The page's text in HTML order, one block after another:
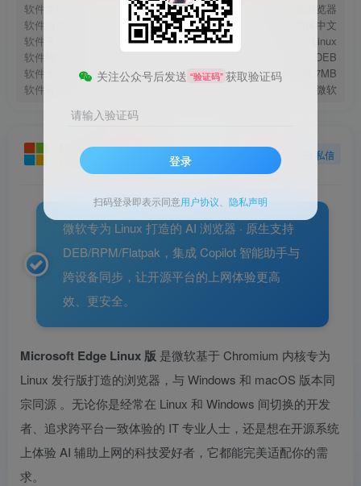
软件类型
网页浏览器
软件语言
简体中文
软件平台
Linux
软件格式
DEB
软件大小
178.7MB
软件开发
微软
Microsoft
6年前发布
关注 私信
微软专为 Linux 打造的 AI 浏览器 · 原生支持
DEB/RPM/Flatpak，集成 Copilot 智能助手与
跨设备同步，让开源平台的上网体验更高
效、更安全。
Microsoft Edge Linux 版 是微软基于 Chromium 内核专为
Linux 发行版打造的浏览器，与 Windows 和 macOS 版本同
宗同源 。无论你是经常在 Linux 和 Windows 间切换的开发
者、追求跨平台一致体验的 IT 专业人士，还是想在开源系统
上体验 AI 辅助上网的科技爱好者，它都能完美适配你的需
求。
关注公众号后发送 “验证码” 获取验证码
请输入验证码
登录
扫码登录即表示同意用户协议 隐私声明